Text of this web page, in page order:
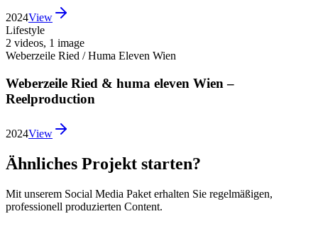
2024View
Lifestyle
2 videos, 1 image
Weberzeile Ried / Huma Eleven Wien
Weberzeile Ried & huma eleven Wien –
Reelproduction
2024View
Ähnliches Projekt starten?
Mit unserem Social Media Paket erhalten Sie regelmäßigen,
professionell produzierten Content.